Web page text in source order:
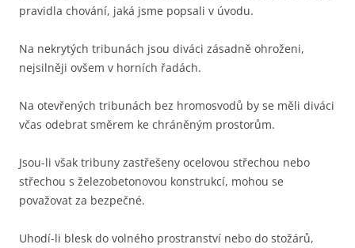
pravidla chování, jaká jsme popsali v úvodu.
Na nekrytých tribunách jsou diváci zásadně ohroženi,
nejsilněji ovšem v horních řadách.
Na otevřených tribunách bez hromosvodů by se měli diváci
včas odebrat směrem ke chráněným prostorům.
Jsou-li však tribuny zastřešeny ocelovou střechou nebo
střechou s železobetonovou konstrukcí, mohou se
považovat za bezpečné.
Uhodí-li blesk do volného prostranství nebo do stožárů,